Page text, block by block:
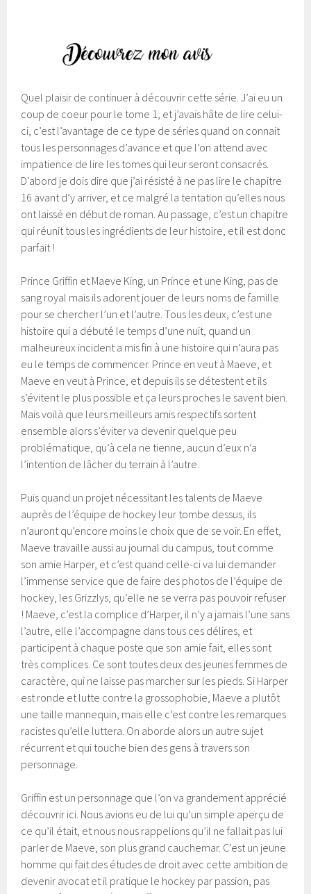
Quel plaisir de continuer à découvrir cette série. J’ai eu un
coup de coeur pour le tome 1, et j’avais hâte de lire celui-
ci, c’est l’avantage de ce type de séries quand on connait
tous les personnages d’avance et que l’on attend avec
impatience de lire les tomes qui leur seront consacrés.
D’abord je dois dire que j’ai résisté à ne pas lire le chapitre
16 avant d’y arriver, et ce malgré la tentation qu’elles nous
ont laissé en début de roman. Au passage, c’est un chapitre
qui réunit tous les ingrédients de leur histoire, et il est donc
parfait !
Prince Griffin et Maeve King, un Prince et une King, pas de
sang royal mais ils adorent jouer de leurs noms de famille
pour se chercher l’un et l’autre. Tous les deux, c’est une
histoire qui a débuté le temps d’une nuit, quand un
malheureux incident a mis fin à une histoire qui n’aura pas
eu le temps de commencer. Prince en veut à Maeve, et
Maeve en veut à Prince, et depuis ils se détestent et ils
s’évitent le plus possible et ça leurs proches le savent bien.
Mais voilà que leurs meilleurs amis respectifs sortent
ensemble alors s’éviter va devenir quelque peu
problématique, qu’à cela ne tienne, aucun d’eux n’a
l’intention de lâcher du terrain à l’autre.
Puis quand un projet nécessitant les talents de Maeve
auprès de l’équipe de hockey leur tombe dessus, ils
n’auront qu’encore moins le choix que de se voir. En effet,
Maeve travaille aussi au journal du campus, tout comme
son amie Harper, et c’est quand celle-ci va lui demander
l’immense service que de faire des photos de l’équipe de
hockey, les Grizzlys, qu’elle ne se verra pas pouvoir refuser
! Maeve, c’est la complice d’Harper, il n’y a jamais l’une sans
l’autre, elle l’accompagne dans tous ces délires, et
participent à chaque poste que son amie fait, elles sont
très complices. Ce sont toutes deux des jeunes femmes de
caractère, qui ne laisse pas marcher sur les pieds. Si Harper
est ronde et lutte contre la grossophobie, Maeve a plutôt
une taille mannequin, mais elle c’est contre les remarques
racistes qu’elle luttera. On aborde alors un autre sujet
récurrent et qui touche bien des gens à travers son
personnage.
Griffin est un personnage que l’on va grandement apprécié
découvrir ici. Nous avions eu de lui qu’un simple aperçu de
ce qu’il était, et nous nous rappelions qu’il ne fallait pas lui
parler de Maeve, son plus grand cauchemar. C’est un jeune
homme qui fait des études de droit avec cette ambition de
devenir avocat et il pratique le hockey par passion, pas